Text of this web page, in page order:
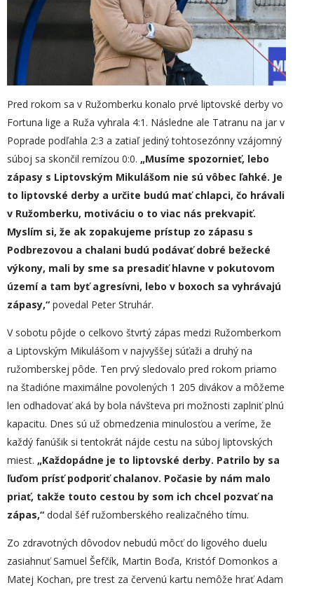
Pred rokom sa v Ružomberku konalo prvé liptovské derby vo
Fortuna lige a Ruža vyhrala 4:1. Následne ale Tatranu na jar v
Poprade podľahla 2:3 a zatiaľ jediný tohtosezónny vzájomný
súboj sa skončil remízou 0:0. „Musíme spozornieť, lebo
zápasy s Liptovským Mikulášom nie sú vôbec ľahké. Je
to liptovské derby a určite budú mať chlapci, čo hrávali
v Ružomberku, motiváciu o to viac nás prekvapiť.
Myslím si, že ak zopakujeme prístup zo zápasu s
Podbrezovou a chalani budú podávať dobré bežecké
výkony, mali by sme sa presadiť hlavne v pokutovom
území a tam byť agresívni, lebo v boxoch sa vyhrávajú
zápasy,“ povedal Peter Struhár.
V sobotu pôjde o celkovo štvrtý zápas medzi Ružomberkom
a Liptovským Mikulášom v najvyššej súťaži a druhý na
ružomberskej pôde. Ten prvý sledovalo pred rokom priamo
na štadióne maximálne povolených 1 205 divákov a môžeme
len odhadovať aká by bola návšteva pri možnosti zaplniť plnú
kapacitu. Dnes sú už obmedzenia minulosťou a veríme, že
každý fanúšik si tentokrát nájde cestu na súboj liptovských
miest. „Každopádne je to liptovské derby. Patrilo by sa
ľuďom prísť podporiť chalanov. Počasie by nám malo
priať, takže touto cestou by som ich chcel pozvať na
zápas,“ dodal šéf ružomberského realizačného tímu.
Zo zdravotných dôvodov nebudú môcť do ligového duelu
zasiahnuť Samuel Šefčík, Martin Boďa, Kristóf Domonkos a
Matej Kochan, pre trest za červenú kartu nemôže hrať Adam